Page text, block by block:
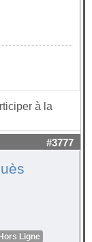
à la
#3777
Ligne